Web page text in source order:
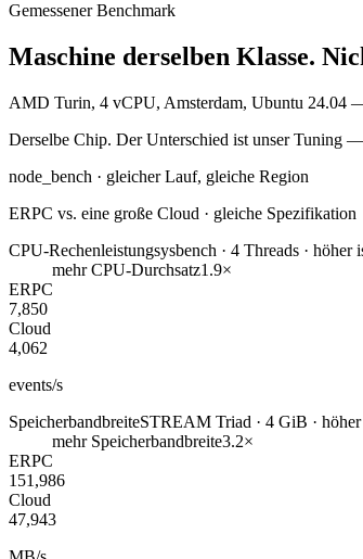
Gemessener Benchmark
Maschine derselben Klasse.
AMD Turin, 4 vCPU, Amsterdam, Ubuntu 24.04 —
Derselbe Chip. Der Unterschied ist unser Tuning —
node_bench · gleicher Lauf, gleiche Region
ERPC vs. eine große Cloud · gleiche Spezifikation
CPU-Rechenleistungsysbench · 4 Threads · höher
mehr CPU-Durchsatz1.9×
ERPC
7,850
Cloud
4,062
events/s
SpeicherbandbreiteSTREAM Triad · 4 GiB · höher
mehr Speicherbandbreite3.2×
ERPC
151,986
Cloud
47,943